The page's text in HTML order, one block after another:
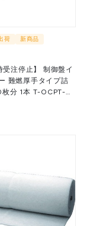
荷
新商品
注停止】 制御盤イ
難燃厚手タイプ詰
分 1本 T-OCPT-
5756